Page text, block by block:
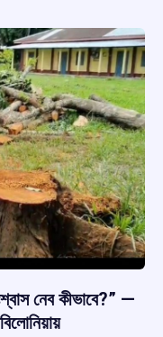
d
s
a
m
নেব কীভাবে?” —